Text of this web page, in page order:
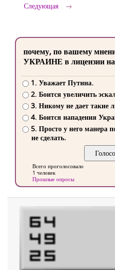
Следующая
почему, по вашему
УКРАИНЕ в лицензии на
1. Уважает Путина.
2. Боится увеличить
3. Никому не дает такие
4. Боится нападения
5. Просто у него манера
не сделать.
Всего проголосовало
1 человек
Прошлые опросы